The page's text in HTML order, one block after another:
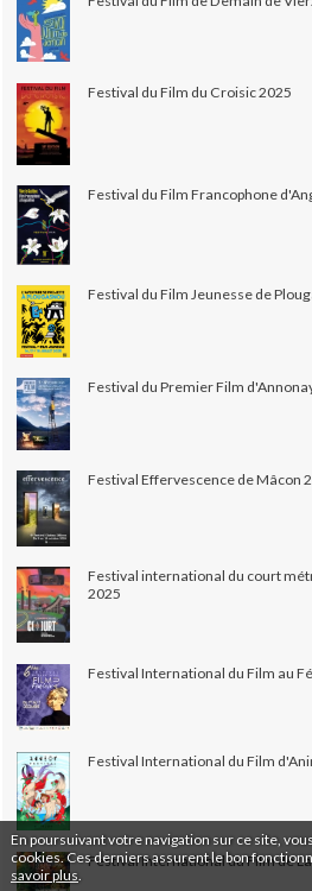
En poursuivant votre navigation sur ce site,
cookies. Ces derniers assurent le bon
savoir plus
Festival du Film du Croisic 2025
Festival du Film Francophone
Festival du Film Jeunesse de
Festival du Premier Film
Festival Effervescence de Mâcon
Festival international du court
2025
Festival International du Film au
Festival International du Film
Festival International du Film de